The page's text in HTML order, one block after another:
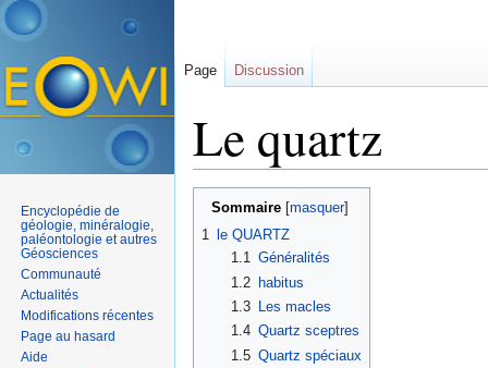
Le quartz
Sommaire[ masquer]
1
le QUARTZ
1.1 Généralités
1.2
habitus
1.3
Les macles
1.4 Quartz sceptres
1.5 Quartz spéciaux
Page Discussion
Encyclopédie de
géologie, minéralogie,
paléontologie et autres
Géosciences
Communauté
Actualités
Modifications récentes
Page au hasard
Aide